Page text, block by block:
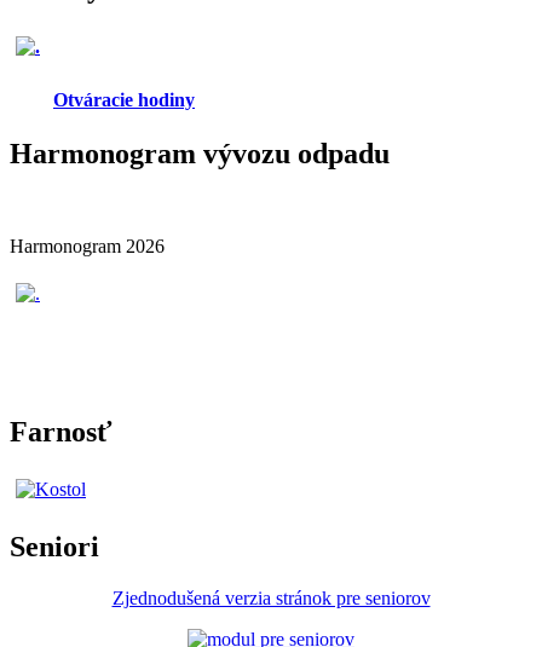
Otváracie hodiny
Harmonogram vývozu odpadu
Harmonogram 2026
Farnosť
Seniori
Zjednodušená verzia stránok pre seniorov